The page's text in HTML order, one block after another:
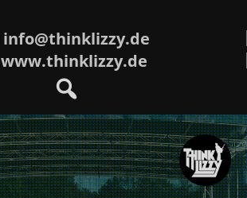
info@thinklizzy.de
www.thinklizzy.de